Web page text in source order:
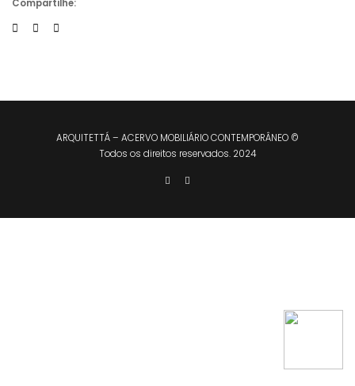
Compartilhe:
ARQUITETTÁ – ACERVO MOBILIÁRIO CONTEMPORÂNEO ©
Todos os direitos reservados. 2024